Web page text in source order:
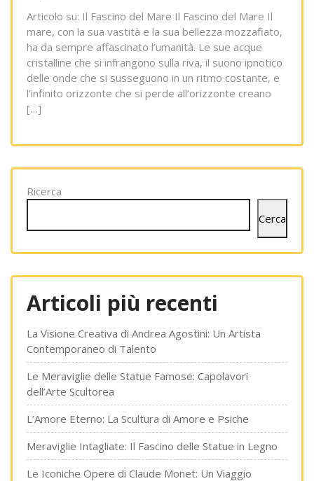
Articolo su: Il Fascino del Mare Il Fascino del Mare Il
mare, con la sua vastità e la sua bellezza mozzafiato,
ha da sempre affascinato l’umanità. Le sue acque
cristalline che si infrangono sulla riva, il suono ipnotico
delle onde che si susseguono in un ritmo costante, e
l’infinito orizzonte che si perde all’orizzonte creano
[…]
Ricerca
Cerca
Articoli più recenti
La Visione Creativa di Andrea Agostini: Un Artista
Contemporaneo di Talento
Le Meraviglie delle Statue Famose: Capolavori
dell’Arte Scultorea
L’Amore Eterno: La Scultura di Amore e Psiche
Meraviglie Intagliate: Il Fascino delle Statue in Legno
Le Iconiche Opere di Claude Monet: Un Viaggio